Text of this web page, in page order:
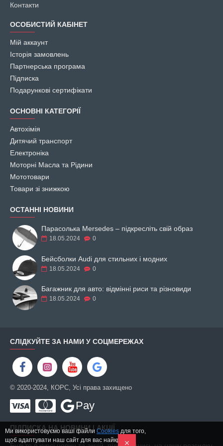
Контакти
ОСОБИСТИЙ КАБІНЕТ
Мій аккаунт
Історія замовлень
Партнерська програма
Підписка
Подарункові сертифікати
ОСНОВНІ КАТЕГОРІЇ
Автохімія
Дитячий транспорт
Електроніка
Моторні Масла та Рідини
Мототовари
Товари зі знижкою
ОСТАННІ НОВИНИ
Парасолька Mersedes – підкресліть свій образ
18.05.2024 0
Бейсболки Audi для стильних і модних
18.05.2024 0
Багажник для авто: відмінні риси та різновиди
18.05.2024 0
СЛІДКУЙТЕ ЗА НАМИ У СОЦМЕРЕЖАХ
© 2020-2024, КОРС, Усі права захищено
Pay
ПІДПИСКА НА НОВИНИ І АКЦІЇ
Ми використовуємо ваші файли Cookies для того,
щоб адаптувати наш сайт для вас найкращим